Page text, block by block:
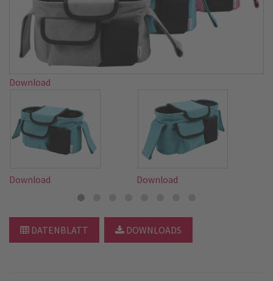
Download
Download Download
DATENBLATT DOWNLOADS